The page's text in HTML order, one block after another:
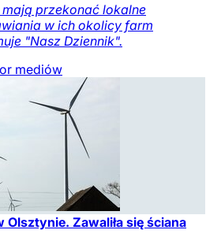
przekonać lokalne
w ich okolicy farm
"Nasz Dziennik".
mediów
Olsztynie. Zawaliła się ściana